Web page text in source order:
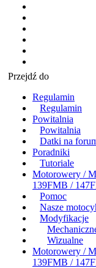
Przejdź do
Regulamin
Regulamin
Powitalnia
Powitalnia
Datki na
Poradniki
Tutoriale
Motorowery /
139FMB /
Pomoc
Nasze
Modyfikacje
Wizualne
Motorowery /
139FMB /